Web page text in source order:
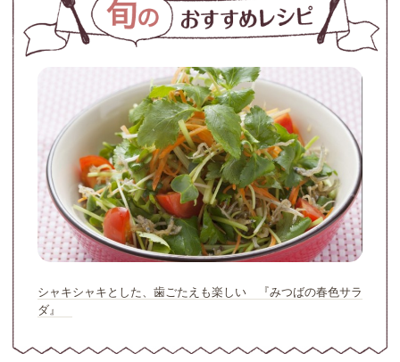
シャキシャキとした、歯ごたえも楽しい 『みつばの春色サラ
ダ』